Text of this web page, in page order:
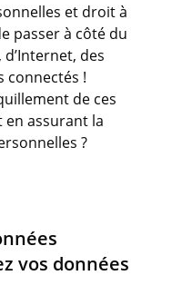
et droit à
passer à côté du
des
connectés !
de ces
assurant la
?
vos données